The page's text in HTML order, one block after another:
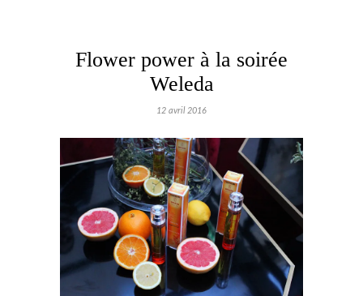
Flower power à la soirée
Weleda
12 avril 2016